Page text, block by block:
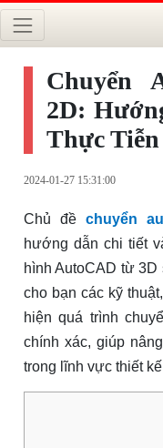
Chuyển
2D:
Thực Tiễn
2024-01-27 15:31:00
Chủ đề chuyển
hướng dẫn chi tiết
hình AutoCAD từ
cho bạn các kỹ
hiện quá trình
chính xác, giúp
trong lĩnh vực thiết